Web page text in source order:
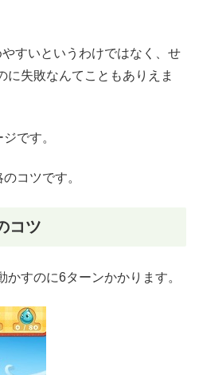
すいというわけではなく、せ
に失敗なんてこともありえま
です。
コツです。
コツ
すのに6ターンかかります。